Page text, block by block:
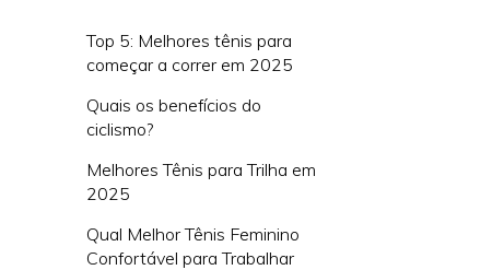
Top 5: Melhores tênis para
começar a correr em 2025
Quais os benefícios do
ciclismo?
Melhores Tênis para Trilha em
2025
Qual Melhor Tênis Feminino
Confortável para Trabalhar